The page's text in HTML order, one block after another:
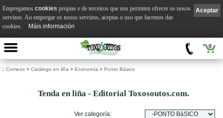
0
:: Comezo > Catálogo en liña > Economía > Ponto Básico
Tenda en liña - Editorial Toxosoutos.com.
Ver categoría:
Aceptar
Empregamos cookies propias e de terceiros que nos permiten ofrecer os nosos
servizos. Ao empregar os nosos servizos, aceptas o uso que facemos das
cookies.
Máis información